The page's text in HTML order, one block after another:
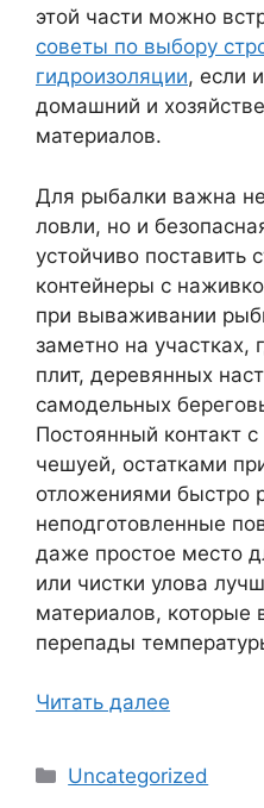
этой части можно
советы по выбору
гидроизоляции, если
домашний и
материалов.
Для рыбалки важна
ловли, но и
устойчиво поставить
контейнеры с
при вываживании
заметно на участках,
плит, деревянных
самодельных
Постоянный контакт
чешуей, остатками
отложениями быстро
неподготовленные
даже простое место
или чистки улова
материалов,
перепады
Читать далее
Рубрики
Uncategorized